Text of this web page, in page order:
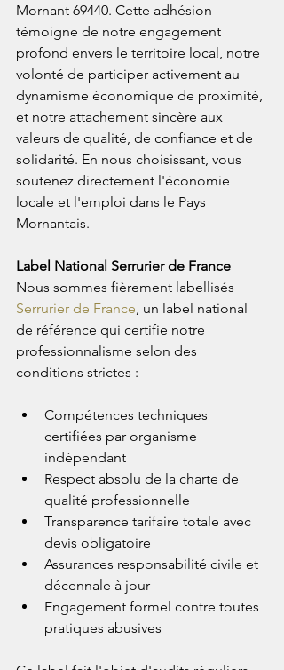
Mornant 69440. Cette adhésion
témoigne de notre engagement
profond envers le territoire local, notre
volonté de participer activement au
dynamisme économique de proximité,
et notre attachement sincère aux
valeurs de qualité, de confiance et de
solidarité. En nous choisissant, vous
soutenez directement l'économie
locale et l'emploi dans le Pays
Mornantais.
Label National Serrurier de France
Nous sommes fièrement labellisés
Serrurier de France , un label national
de référence qui certifie notre
professionnalisme selon des
conditions strictes :
Compétences techniques
certifiées par organisme
indépendant
Respect absolu de la charte de
qualité professionnelle
Transparence tarifaire totale avec
devis obligatoire
Assurances responsabilité civile et
décennale à jour
Engagement formel contre toutes
pratiques abusives